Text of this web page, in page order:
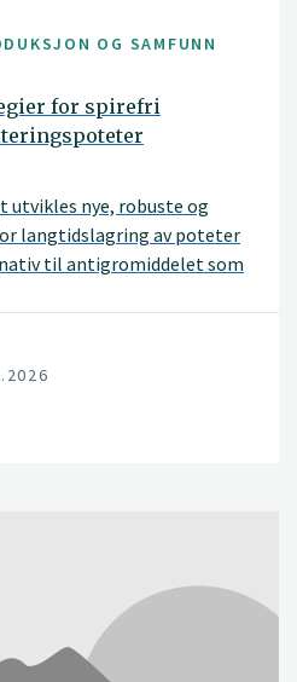
OG SAMFUNN
for spirefri
utvikles nye, robuste og
langtidslagring av poteter
til antigromiddelet som
som brukes her i landet.